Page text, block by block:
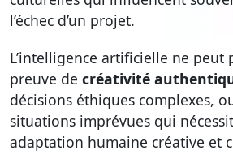
l’échec d’un projet.
L’intelligence artificielle ne peut
preuve de créativité
décisions éthiques complexes,
situations imprévues qui
adaptation humaine créative et